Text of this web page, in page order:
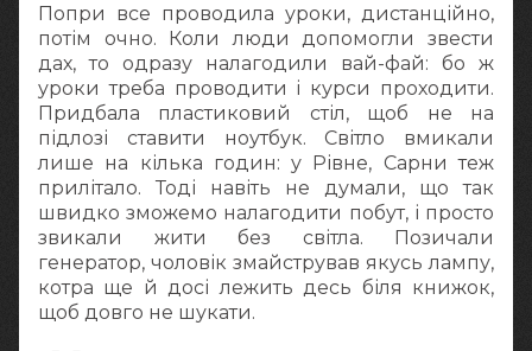
Попри все проводила уроки, дистанційно,
потім очно. Коли люди допомогли звести
дах, то одразу налагодили вай-фай: бо ж
уроки треба проводити і курси проходити.
Придбала пластиковий стіл, щоб не на
підлозі ставити ноутбук. Світло вмикали
лише на кілька годин: у Рівне, Сарни теж
прилітало. Тоді навіть не думали, що так
швидко зможемо налагодити побут, і просто
звикали жити без світла. Позичали
генератор, чоловік змайстрував якусь лампу,
котра ще й досі лежить десь біля книжок,
щоб довго не шукати.